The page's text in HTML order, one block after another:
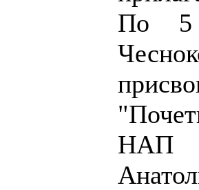
По 5
НАП